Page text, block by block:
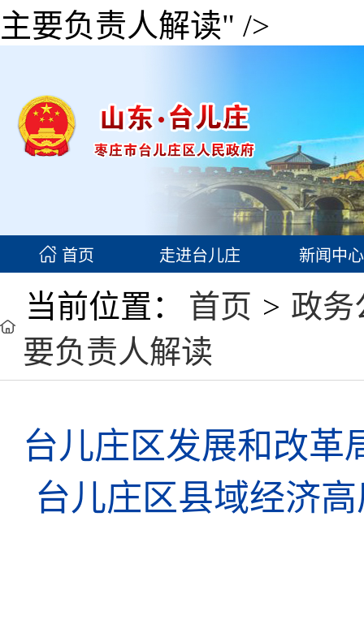
主要负责人解读" />
首页 走进台儿庄 新闻中心
当前位置： 首页 > 政务
要负责人解读
台儿庄区发展和改革
台儿庄区县域经济